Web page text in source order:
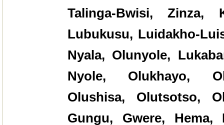
Talinga-Bwisi, Zinza,
Lubukusu, Luidakho-
Nyala, Olunyole,
Nyole, Olukhayo,
Olushisa, Olutsotso,
Gungu, Gwere, Hema,